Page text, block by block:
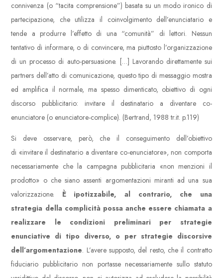
connivenza (o “tacita comprensione”) basata su un modo ironico di
partecipazione, che utilizza il coinvolgimento dell’enunciatario e
tende a produrre l’effetto di una “comunità” di lettori. Nessun
tentativo di informare, o di convincere, ma piuttosto l’organizzazione
di un processo di auto-persuasione. […] Lavorando direttamente sui
partners dell’atto di comunicazione, questo tipo di messaggio mostra
ed amplifica il normale, ma spesso dimenticato, obiettivo di ogni
discorso pubblicitario: invitare il destinatario a diventare co-
enunciatore (o enunciatore-complice). (Bertrand, 1988 tr.it. p.119)
Si deve osservare, però, che il conseguimento dell’obiettivo
di «invitare il destinatario a diventare co-enunciatore», non comporta
necessariamente che la campagna pubblicitaria «non menzioni il
prodotto» o che siano assenti argomentazioni miranti ad una sua
valorizzazione. È ipotizzabile, al contrario, che una
strategia della complicità possa anche essere chiamata a
realizzare le condizioni preliminari per strategie
enunciative di tipo diverso, o per strategie discorsive
dell’argomentazione. L’avere supposto, del resto, che il contratto
fiduciario pubblicitario non portasse necessariamente sullo statuto